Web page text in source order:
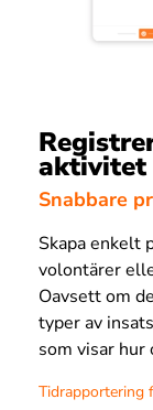
aktivitet
Snabbare
Skapa enkelt
volontärer
Oavsett om
typer av
som visar hur
Tidrapportering